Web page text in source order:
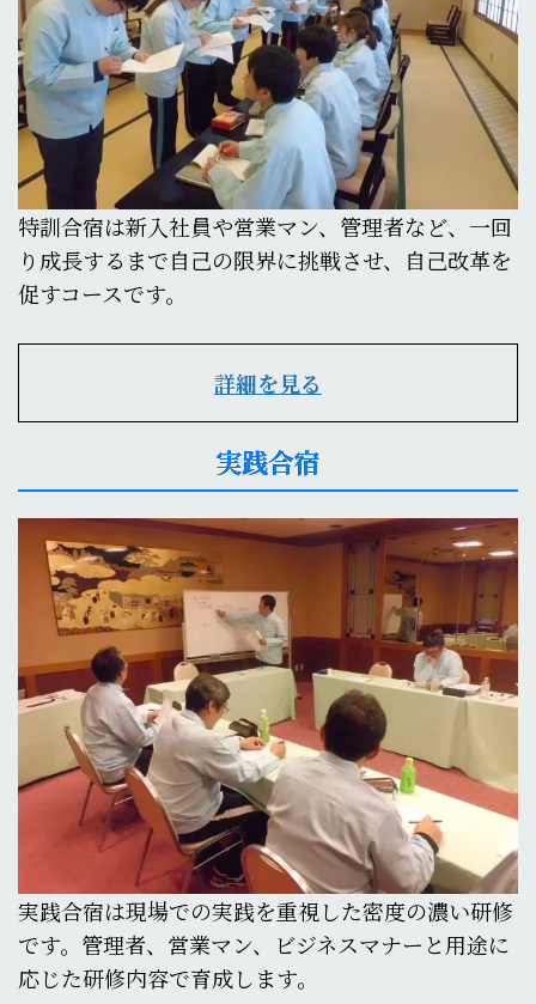
特訓合宿は新入社員や営業マン、管理者など、一回
り成長するまで自己の限界に挑戦させ、自己改革を
促すコースです。
詳細を見る
実践合宿
実践合宿は現場での実践を重視した密度の濃い研修
です。管理者、営業マン、ビジネスマナーと用途に
応じた研修内容で育成します。